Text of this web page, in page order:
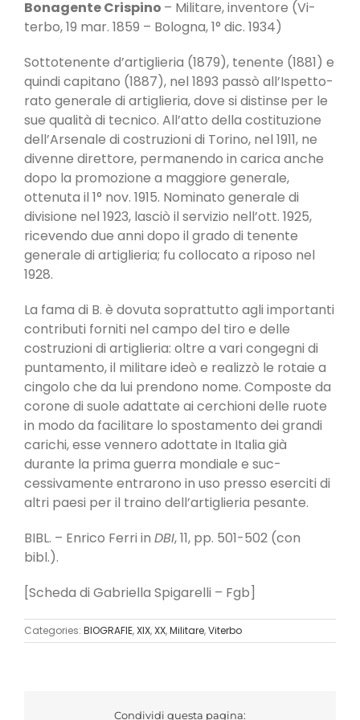
Bonagente Crispino – Militare, inventore (Vi­
terbo, 19 mar. 1859 – Bologna, 1° dic. 1934)
Sot­totenente d’artiglieria (1879), tenente (1881) e
quindi capitano (1887), nel 1893 passò all’Ispetto­
rato generale di artiglieria, dove si distinse per le
sue qualità di tecnico. All’atto della costituzione
dell’Arsenale di costruzioni di Torino, nel 1911, ne
divenne direttore, permanendo in carica anche
dopo la promozione a maggiore generale,
ottenuta il 1° nov. 1915. Nominato generale di
divisione nel 1923, lasciò il servizio nell’ott. 1925,
ricevendo due anni dopo il grado di tenente
generale di artiglie­ria; fu collocato a riposo nel
1928.
La fama di B. è dovuta soprattutto agli importanti
contributi forni­ti nel campo del tiro e delle
costruzioni di artiglie­ria: oltre a vari congegni di
puntamento, il militare ideò e realizzò le rotaie a
cingolo che da lui pren­dono nome. Composte da
corone di suole adattate ai cerchioni delle ruote
in modo da facilitare lo spo­stamento dei grandi
carichi, esse vennero adottate in Italia già
durante la prima guerra mondiale e suc­
cessivamente entrarono in uso presso eserciti di
al­tri paesi per il traino dell’artiglieria pesante.
BIBL. – Enrico Ferri in DBI, 11, pp. 501-502 (con
bibl.).
[Scheda di Gabriella Spigarelli – Fgb]
Categories: BIOGRAFIE,XIX,XX,Militare,Viterbo
Condividi questa pagina: